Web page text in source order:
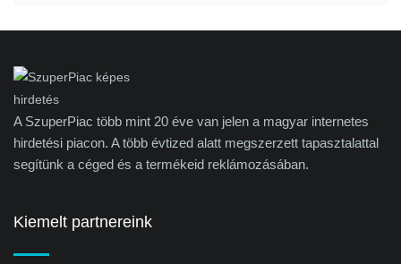
A SzuperPiac több mint 20 éve van jelen a magyar internetes
hirdetési piacon. A több évtized alatt megszerzett tapasztalattal
segítünk a céged és a termékeid reklámozásában.
Kiemelt partnereink